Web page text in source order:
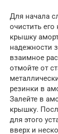
Для начала
очистить
крышку
надежности
взаимное
отмойте от
резинки в
Залейте в
крышку.
для этого
вверх и